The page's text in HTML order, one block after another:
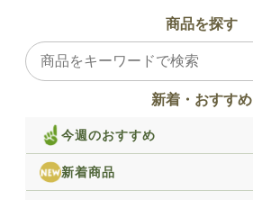
商品を探す
新着・おすすめ
今週のおすすめ
新着商品